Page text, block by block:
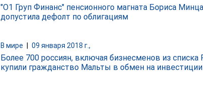
"О1 Груп Финанс" пенсионного магната Бориса Минца
допустила дефолт по облигациям
В мире | 09 января 2018 г.,
Более 700 россиян, включая бизнесменов из списка
купили гражданство Мальты в обмен на инвестиции